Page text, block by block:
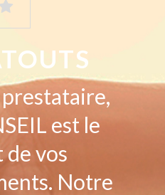
est le
de vos
Notre